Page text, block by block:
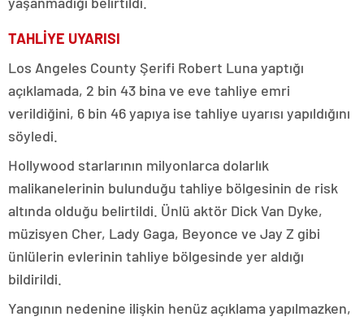
TAHLİYE UYARISI
Los Angeles County Şerifi Robert Luna yaptığı
açıklamada, 2 bin 43 bina ve eve tahliye emri
verildiğini, 6 bin 46 yapıya ise tahliye uyarısı yapıldığını
söyledi.
Hollywood starlarının milyonlarca dolarlık
malikanelerinin bulunduğu tahliye bölgesinin de risk
altında olduğu belirtildi. Ünlü aktör Dick Van Dyke,
müzisyen Cher, Lady Gaga, Beyonce ve Jay Z gibi
ünlülerin evlerinin tahliye bölgesinde yer aldığı
bildirildi.
Yangının nedenine ilişkin henüz açıklama yapılmazken,